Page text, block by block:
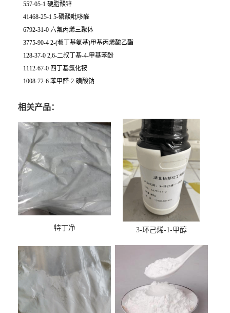
557-05-1 硬脂酸锌
41468-25-1 5-磷酸吡哆醛
6792-31-0 六氟丙烯三聚体
3775-90-4 2-(叔丁基氨基)甲基丙烯酸乙酯
128-37-0 2,6-二叔丁基-4-甲基苯酚
1112-67-0 四丁基氯化铵
1008-72-6 苯甲醛-2-磺酸钠
相关产品：
特丁净 3-环己烯-1-甲醇